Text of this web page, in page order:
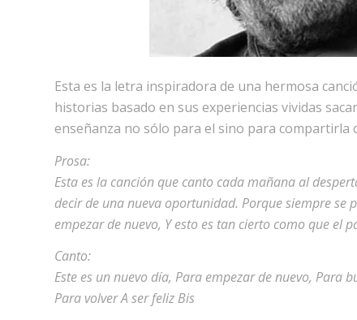
Esta es la letra inspiradora de una hermosa
historias basado en sus experiencias vividas
enseñanza no sólo para el sino para compartirla
Prosa:
Esta es la canción que canto cada mañana al
decir de una nueva oportunidad. Porque siempre se
empezar de nuevo, Y esto es tan cierto como que el
Canto:
Este es un nuevo día, Para empezar de nuevo, Para
Para volver A ser feliz Bis